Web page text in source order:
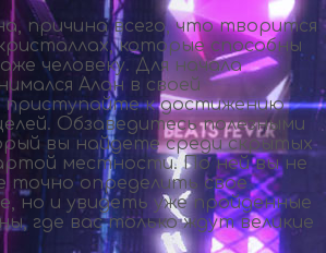
причина всего, что творится
которые способны
человеку. Для начала
Алан в своей
приступайте к достижению
Обзаведитесь полезными
вы найдете среди скрытых
местности. По ней вы не
точно определить свое
но и увидеть уже пройденные
где вас только ждут великие